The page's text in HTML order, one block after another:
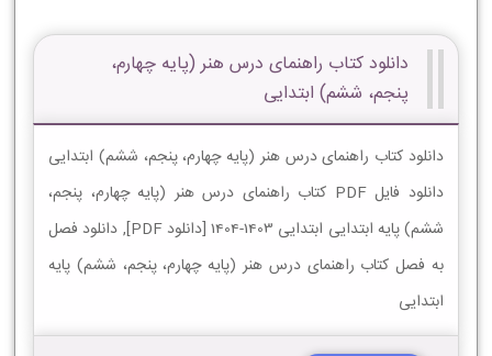
دانلود کتاب راهنمای درس هنر (پایه چهارم،
پنجم، ششم) ابتدایی
دانلود کتاب راهنمای درس هنر (پایه چهارم، پنجم، ششم) ابتدایی
دانلود فایل PDF کتاب راهنمای درس هنر (پایه چهارم، پنجم،
ششم) پایه ابتدایی ابتدایی 1403-1404 [دانلود PDF], دانلود فصل
به فصل کتاب راهنمای درس هنر (پایه چهارم، پنجم، ششم) پایه
ابتدایی